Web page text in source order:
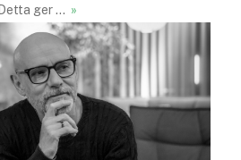
ger … »